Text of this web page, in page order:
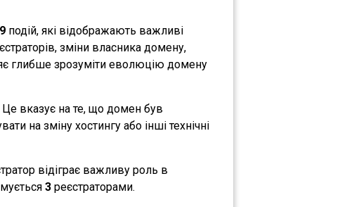
9 подій, які відображають важливі
зміни власника домену,
глибше зрозуміти еволюцію домену
Це вказує на те, що домен був
на зміну хостингу або інші технічні
відіграє важливу роль в
3 реєстраторами.